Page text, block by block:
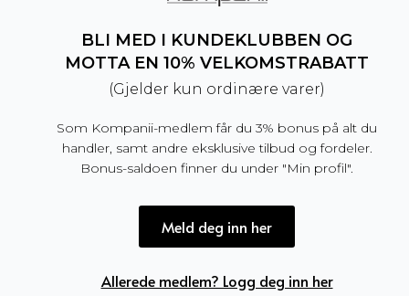
– Boxy passform. Vi anbefaler å velge din normale
– Unisex
– 70% organisk bomull, 30% modal
– Produsert i Portugal
Dette produktet er for tiden utsolgt og
100842
Ukategorisert
BLI MED I KUNDEKLUBBEN OG
MOTTA EN 10% VELKOMSTRABATT
(Gjelder kun ordinære varer)
Som Kompanii-medlem får du 3% bonus på alt du
handler, samt andre eksklusive tilbud og fordeler.
Bonus-saldoen finner du under "Min profil".
Meld deg inn her
Allerede medlem? Logg deg inn her